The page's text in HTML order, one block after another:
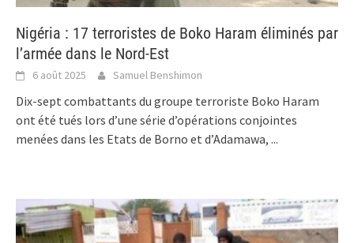
Nigéria : 17 terroristes de Boko Haram éliminés par
l’armée dans le Nord-Est
6 août 2025 Samuel Benshimon
Dix-sept combattants du groupe terroriste Boko Haram
ont été tués lors d’une série d’opérations conjointes
menées dans les Etats de Borno et d’Adamawa, ...